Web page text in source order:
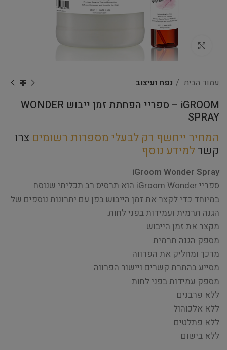
Click to enlarge
עמוד הבית נפח ועיצוב
iGROOM – ספריי הפחתת זמן ייבוש WONDER
SPRAY
המחיר ייחשף רק לבעלי מספרות רשומים צרו
קשרלמידע נוסף
iGroom Wonder Spray
ספריי iGroom Wonder הוא תרסיס רב תכליתי שנוסח
במיוחד כדי לקצר את זמן הייבוש בפן עם יתרונות נוספים של
הגנה תרמית ועמידות בפני לחות.
מקצר את זמן הייבוש
מספק הגנה תרמית
מרכך ומחליק את הפרווה
מסייע בהתרת קשרים ויישור הפרווה
מספק עמידות בפני לחות
ללא פרבנים
ללא אלכוהול
ללא פתלטים
ללא בישום